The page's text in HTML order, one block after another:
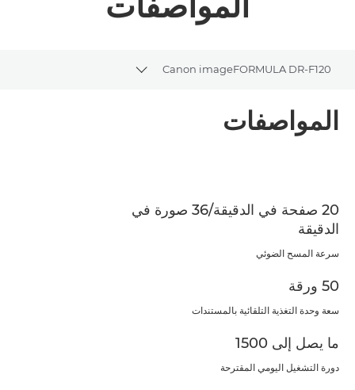
Canon imageFORMULA DR-F120
Toggle breadcrumbs
نظرة عامة
المواصفات
20 صفحة في الدقيقة/36 صورة في
الدقيقة
سرعة المسح الضوئي
50 ورقة
سعة وحدة التغذية التلقائية بالمستندات
ما يصل إلى 1500
دورة التشغيل اليومي المقترحة